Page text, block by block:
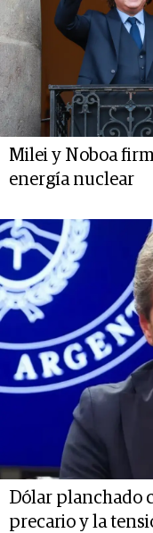
Milei y Noboa
energía nuclear
Dólar planchado
precario y la